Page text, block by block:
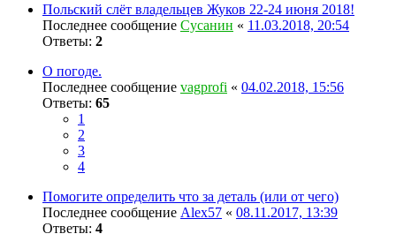
Польский слёт владельцев Жуков 22-24 июня 2018!
Последнее сообщение Сусанин « 11.03.2018, 20:54
Ответы: 2
О погоде.
Последнее сообщение vagprofi « 04.02.2018, 15:56
Ответы: 65
1
2
3
4
Помогите определить что за деталь (или от чего)
Последнее сообщение Alex57 « 08.11.2017, 13:39
Ответы: 4